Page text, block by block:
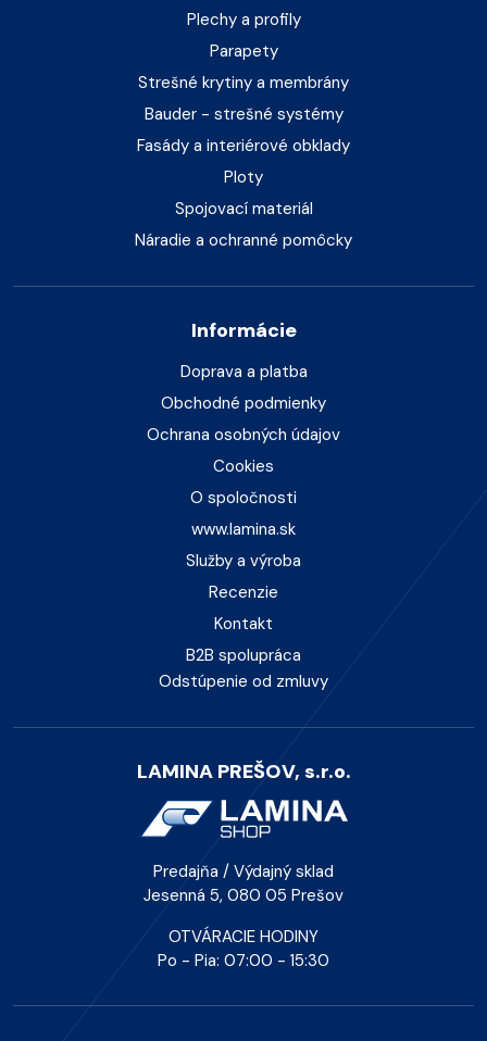
Plechy a profily
Parapety
Strešné krytiny a membrány
Bauder - strešné systémy
Fasády a interiérové obklady
Ploty
Spojovací materiál
Náradie a ochranné pomôcky
Informácie
Doprava a platba
Obchodné podmienky
Ochrana osobných údajov
Cookies
O spoločnosti
www.lamina.sk
Služby a výroba
Recenzie
Kontakt
B2B spolupráca
Odstúpenie od zmluvy
LAMINA PREŠOV, s.r.o.
Predajňa / Výdajný sklad
Jesenná 5, 080 05 Prešov
OTVÁRACIE HODINY
Po - Pia: 07:00 - 15:30